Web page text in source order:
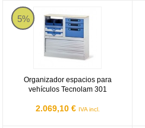
5%
Organizador espacios para
vehículos Tecnolam 301
2.069,10 € IVA incl.
Organizador espacios para